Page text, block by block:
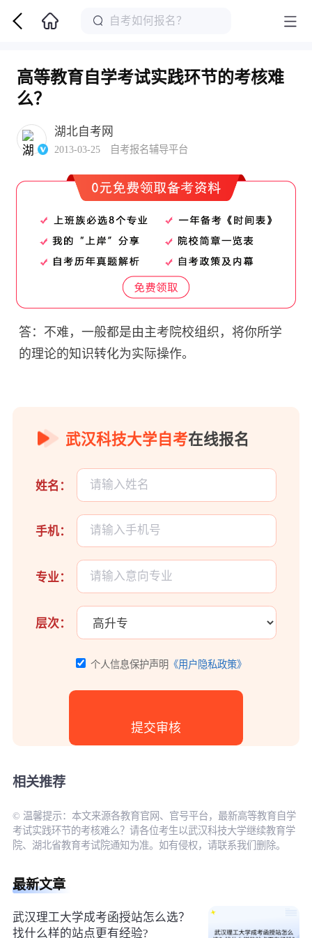
高等教育自学考试实践环节的考核难
么？
湖北自考网
2013-03-25 自考报名辅导平台
答：不难，一般都是由主考院校组织，将你所学
的理论的知识转化为实际操作。
武汉科技大学自考在线报名
姓名：
手机：
专业：
层次：
个人信息保护声明 《用户隐私政策》
相关推荐
© 温馨提示：本文来源各教育官网、官号平台，最新高等教育自学
考试实践环节的考核难么？请各位考生以武汉科技大学继续教育学
院、湖北省教育考试院通知为准。如有侵权，请联系我们删除。
最新文章
武汉理工大学成考函授站怎么选？
找什么样的站点更有经验?